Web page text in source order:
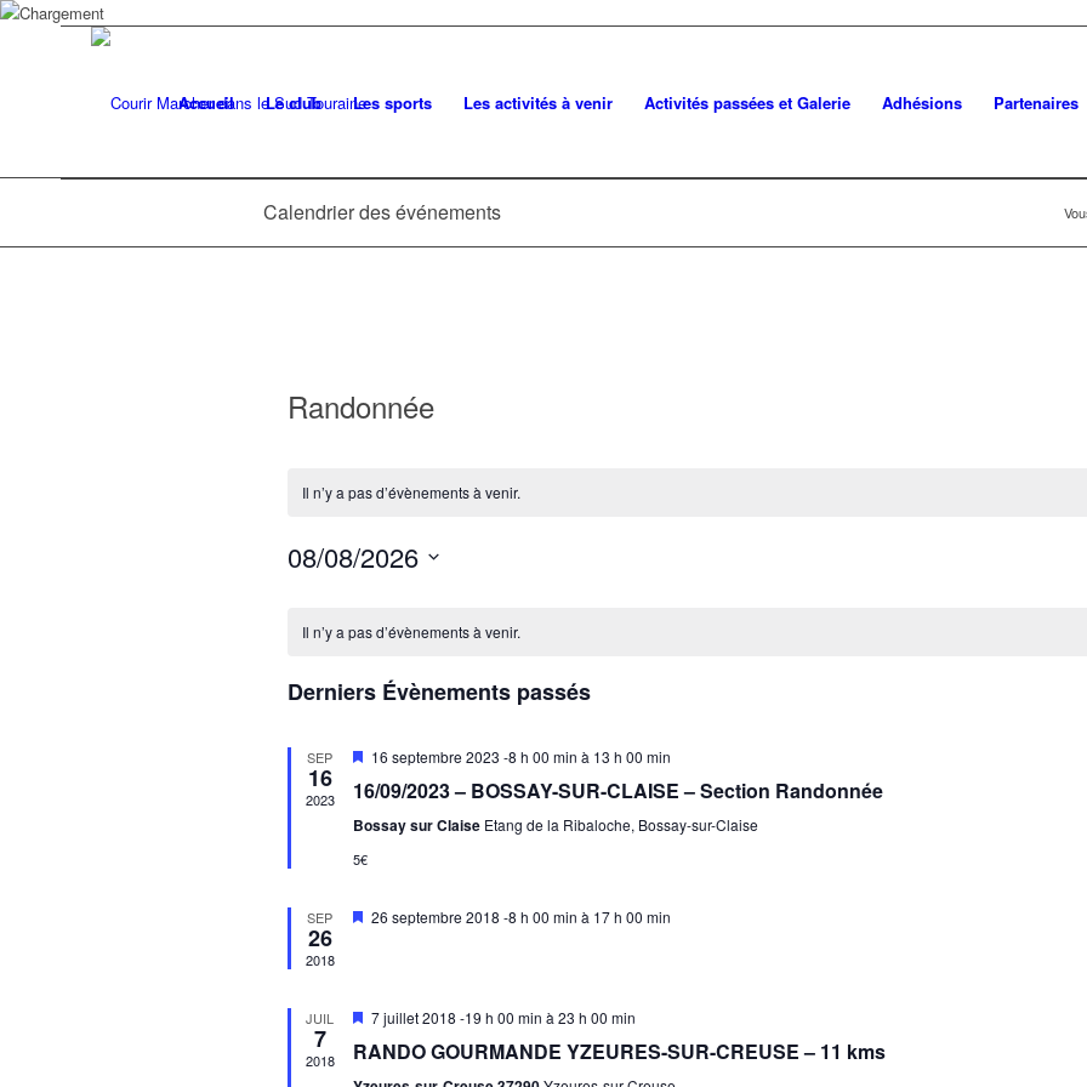
Accueil Le club Les sports Les activités à venir Activités passées et Galerie Adhésions Partenaires
Calendrier des événements
Randonnée
Il n’y a pas d’évènements à venir.
08/08/2026
date.
de
Évènements
Il n’y a pas d’évènements à venir.
Derniers Évènements passés
SEP
16
2023
Mis
avant
16 septembre 2023 -8 h 00 min à 13 h 00 min
16/09/2023 – BOSSAY-SUR-CLAISE – Section Randonnée
Bossay sur Claise Etang de la Ribaloche, Bossay-sur-Claise
5€
SEP
26
2018
Mis
26 septembre 2018 -8 h 00 min à 17 h 00 min
JUIL
7
2018
Mis
avant
7 juillet 2018 -19 h 00 min à 23 h 00 min
RANDO GOURMANDE YZEURES-SUR-CREUSE – 11 kms